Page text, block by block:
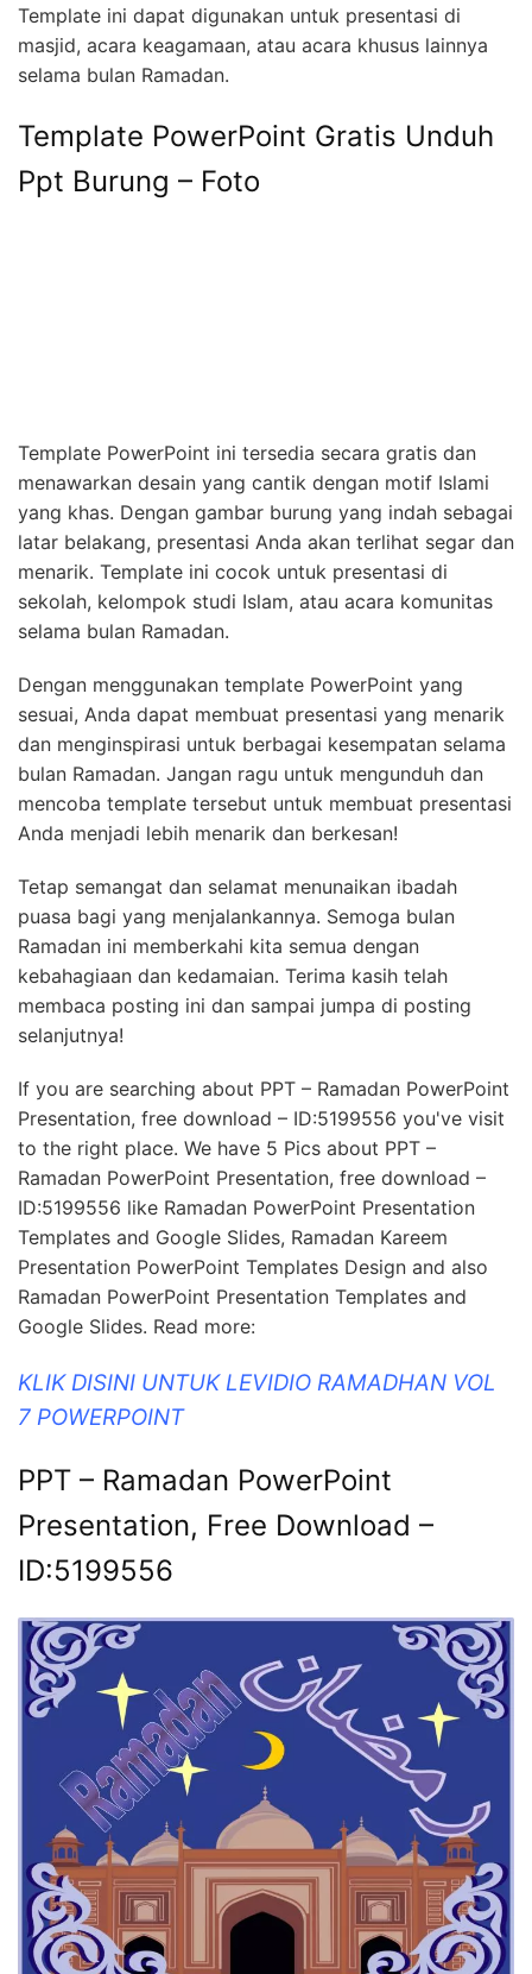
Template ini dapat digunakan untuk presentasi di
masjid, acara keagamaan, atau acara khusus lainnya
selama bulan Ramadan.
Template PowerPoint Gratis Unduh
Ppt Burung – Foto
Template PowerPoint ini tersedia secara gratis dan
menawarkan desain yang cantik dengan motif Islami
yang khas. Dengan gambar burung yang indah sebagai
latar belakang, presentasi Anda akan terlihat segar dan
menarik. Template ini cocok untuk presentasi di
sekolah, kelompok studi Islam, atau acara komunitas
selama bulan Ramadan.
Dengan menggunakan template PowerPoint yang
sesuai, Anda dapat membuat presentasi yang menarik
dan menginspirasi untuk berbagai kesempatan selama
bulan Ramadan. Jangan ragu untuk mengunduh dan
mencoba template tersebut untuk membuat presentasi
Anda menjadi lebih menarik dan berkesan!
Tetap semangat dan selamat menunaikan ibadah
puasa bagi yang menjalankannya. Semoga bulan
Ramadan ini memberkahi kita semua dengan
kebahagiaan dan kedamaian. Terima kasih telah
membaca posting ini dan sampai jumpa di posting
selanjutnya!
If you are searching about PPT – Ramadan PowerPoint
Presentation, free download – ID:5199556 you've visit
to the right place. We have 5 Pics about PPT –
Ramadan PowerPoint Presentation, free download –
ID:5199556 like Ramadan PowerPoint Presentation
Templates and Google Slides, Ramadan Kareem
Presentation PowerPoint Templates Design and also
Ramadan PowerPoint Presentation Templates and
Google Slides. Read more:
KLIK DISINI UNTUK LEVIDIO RAMADHAN VOL
7 POWERPOINT
PPT – Ramadan PowerPoint
Presentation, Free Download –
ID:5199556